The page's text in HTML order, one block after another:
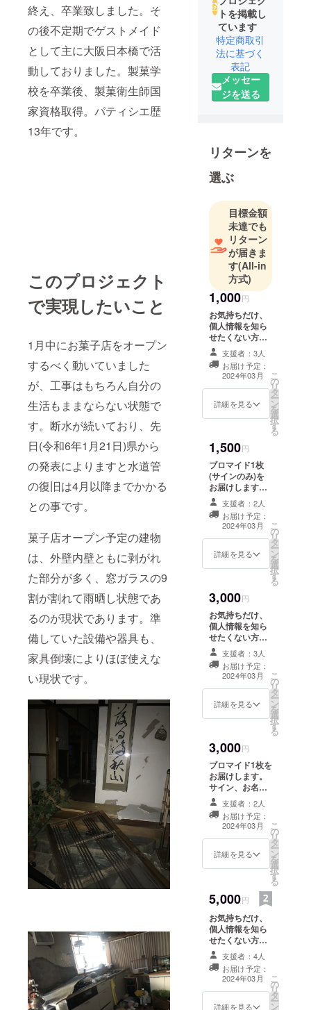
終え、卒業致しました。そ
の後不定期でゲストメイド
として主に大阪日本橋で活
動しておりました。製菓学
校を卒業後、製菓衛生師国
家資格取得。パティシエ歴
13年です。
このプロジェクト
で実現したいこと
1月中にお菓子店をオープン
するべく動いていました
が、工事はもちろん自分の
生活もままならない状態で
す。断水が続いており、先
日(令和6年1月21日)県から
の発表によりますと水道管
の復旧は4月以降までかかる
との事です。
菓子店オープン予定の建物
は、外壁内壁ともに剥がれ
た部分が多く、窓ガラスの9
割が割れて雨晒し状態であ
るのが現状であります。準
備していた設備や器具も、
家具倒壊によりほぼ使えな
い現状です。
トを掲載し
ています
特定商取引
法に基づく
表記
メッセー
ジを送る
リターンを
選ぶ
目標金額
未達でも
リターン
が届きま
す(All-in
方式)
1,000円
お気持ちだけ、
個人情報を知ら
せたくない方は
こちらからよろ
しくお願いしま
す。メッセージ
でお礼を送らせ
て頂きます。 備
考欄にてハンド
支援者：3人
お届け予定：
2024年03月
詳細を見る
こ
の
リ
タ
ー
ン
を
選
択
す
る
1,500円
ブロマイド1枚
(サインのみ)を
お届けします。
お名前の記入は
ございません。
支援者：2人
お届け予定：
2024年03月
詳細を見る
こ
の
リ
タ
ー
ン
を
選
択
す
る
3,000円
お気持ちだけ、
個人情報を知ら
せたくない方は
こちらからよろ
しくお願いしま
す。メッセージ
でお礼と撮り下
ろし写真(1枚)を
送らせて頂きま
す。 備考欄にて
申し上げます
支援者：3人
お届け予定：
2024年03月
詳細を見る
こ
の
リ
タ
ー
ン
を
選
択
す
る
3,000円
ブロマイド1枚を
お届けします。
サイン、お名
前、メッセージ
付きです！ 備考
欄にてハンドル
ネーム等ご記入
お願い致しま
す。
支援者：2人
お届け予定：
2024年03月
詳細を見る
こ
の
リ
タ
ー
ン
を
選
択
す
る
5,000円
お気持ちだけ、
個人情報を知ら
せたくない方は
こちらからよろ
しくお願いしま
す。メッセージ
でお礼と撮り下
ろし写真(2枚)を
送らせて頂きま
支援者：4人
お届け予定：
2024年03月
詳細を見る
こ
の
リ
タ
ー
ン